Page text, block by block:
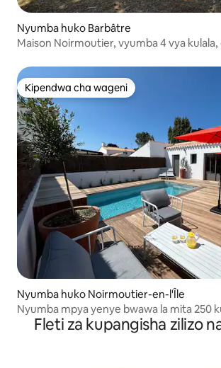
Nyumba huko Barbâtre
Maison Noirmoutier, vyumba 4 vya kulala,
Kipendwa cha wageni
Kipendwa cha wageni
Nyumba huko Noirmoutier-en-l'Île
Nyumba mpya yenye bwawa la mita 250
Fleti za kupangisha zilizo